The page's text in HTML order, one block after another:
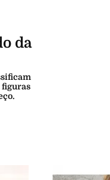
da
figuras